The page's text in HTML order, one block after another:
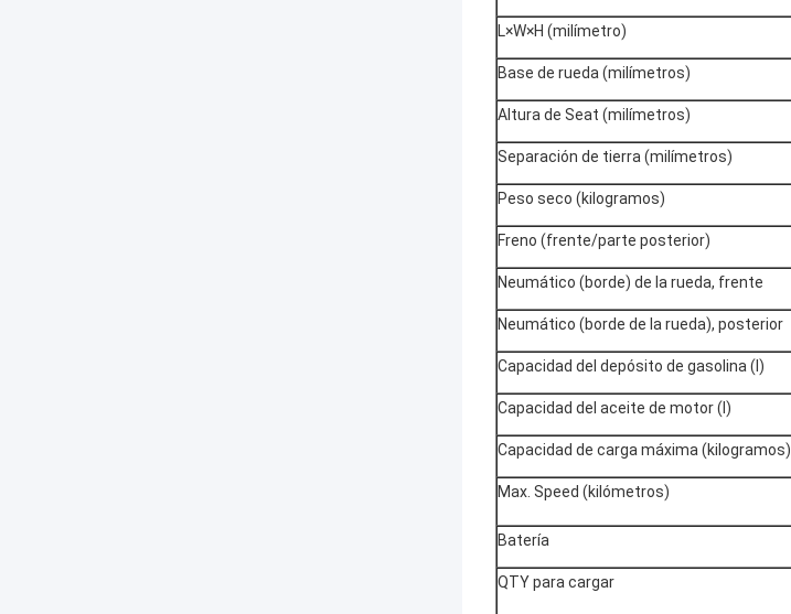
L×W×H (milímetro)
Base de rueda (milímetros)
Altura de Seat (milímetros)
Separación de tierra (milímetros)
Peso seco (kilogramos)
Freno (frente/parte posterior)
Neumático (borde) de la rueda, frente
Neumático (borde de la rueda), posterior
Capacidad del depósito de gasolina (l)
Capacidad del aceite de motor (l)
Capacidad de carga máxima (kilogramos)
Max. Speed (kilómetros)
Batería
QTY para cargar